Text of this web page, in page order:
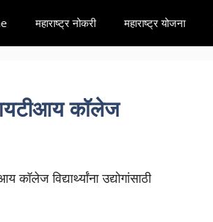
महाराष्ट्र नोकरी महाराष्ट्र योजना
कॉलेज
विद्यार्थ्यांना उद्योगांसाठी